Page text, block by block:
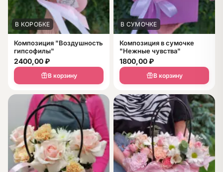
В КОРОБКЕ
Композиция "Воздушность
гипсофилы"
2400,00₽
В корзину
В СУМОЧКЕ
Композиция в сумочке
"Нежные чувства"
1800,00₽
В корзину